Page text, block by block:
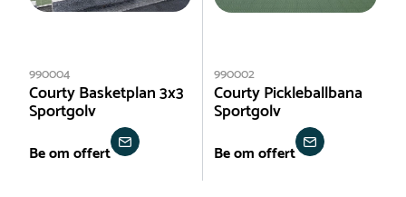
990004
Courty Basketplan 3x3
Sportgolv
Be om offert
990002
Courty Pickleballbana
Sportgolv
Be om offert